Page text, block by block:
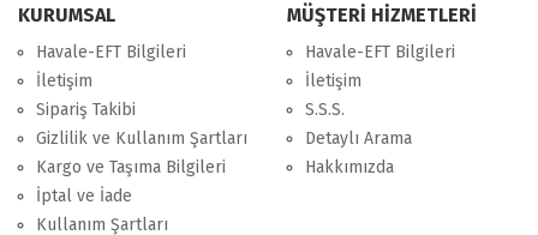
KURUMSAL
Havale-EFT Bilgileri
İletişim
Sipariş Takibi
Gizlilik ve Kullanım Şartları
Kargo ve Taşıma Bilgileri
İptal ve İade
Kullanım Şartları
MÜŞTERİ HİZMETLERİ
Havale-EFT Bilgileri
İletişim
S.S.S.
Detaylı Arama
Hakkımızda